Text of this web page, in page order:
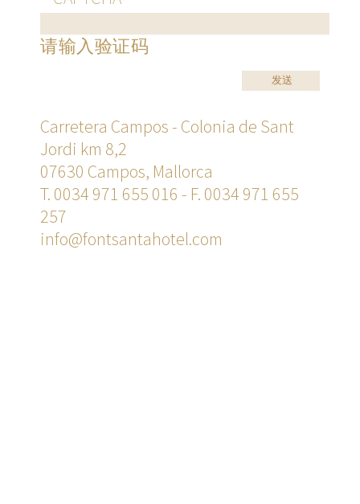
请输入验证码
Carretera Campos - Colonia de Sant
Jordi km 8,2
07630 Campos, Mallorca
T. 0034 971 655 016 - F. 0034 971 655
257
info@fontsantahotel.com